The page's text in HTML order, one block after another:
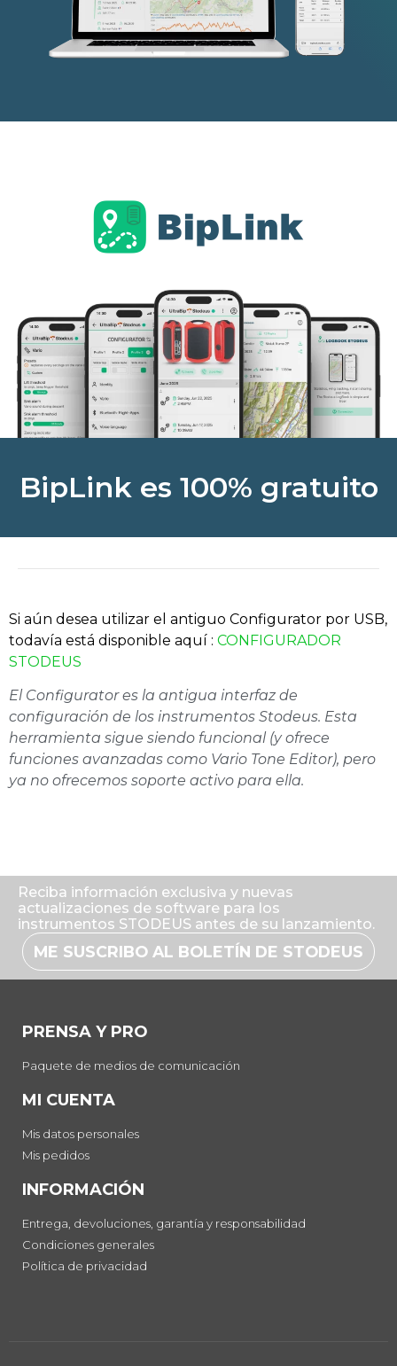
BipLink es 100% gratuito
Si aún desea utilizar el antiguo Configurator por USB,
todavía está disponible aquí : CONFIGURADOR
STODEUS
El Configurator es la antigua interfaz de
configuración de los instrumentos Stodeus. Esta
herramienta sigue siendo funcional (y ofrece
funciones avanzadas como Vario Tone Editor), pero
ya no ofrecemos soporte activo para ella.
Reciba información exclusiva y nuevas
actualizaciones de software para los
instrumentos STODEUS antes de su lanzamiento.
ME SUSCRIBO AL BOLETÍN DE STODEUS
PRENSA Y PRO
Paquete de medios de comunicación
MI CUENTA
Mis datos personales
Mis pedidos
INFORMACIÓN
Entrega, devoluciones, garantía y responsabilidad
Condiciones generales
Política de privacidad